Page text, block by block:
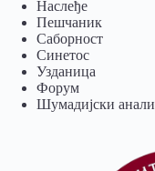
Наслеђе
Пешчаник
Саборност
Синетос
Узданица
Форум
Шумадијски анали